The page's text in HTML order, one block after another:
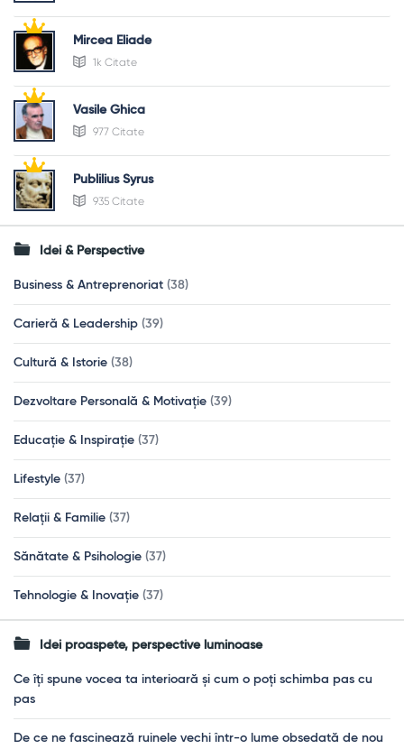
Mircea Eliade
1k Citate
Vasile Ghica
977 Citate
Publilius Syrus
935 Citate
Idei & Perspective
Business & Antreprenoriat (38)
Carieră & Leadership (39)
Cultură & Istorie (38)
Dezvoltare Personală & Motivație (39)
Educație & Inspirație (37)
Lifestyle (37)
Relații & Familie (37)
Sănătate & Psihologie (37)
Tehnologie & Inovație (37)
Idei proaspete, perspective luminoase
Ce îți spune vocea ta interioară și cum o poți schimba pas cu
pas
De ce ne fascinează ruinele vechi într-o lume obsedată de nou